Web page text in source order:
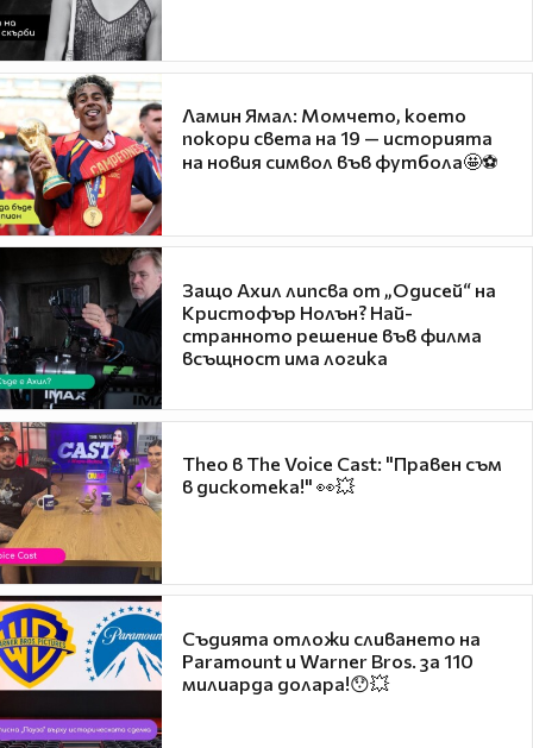
Ламин Ямал: Момчето, което
покори света на 19 — историята
на новия символ във футбола🤩⚽
Защо Ахил липсва от „Одисей“ на
Кристофър Нолън? Най-
странното решение във филма
всъщност има логика
Theo в The Voice Cast: "Правен съм
в дискотека!" 👀💥
Съдията отложи сливането на
Paramount и Warner Bros. за 110
милиарда долара!😯💥